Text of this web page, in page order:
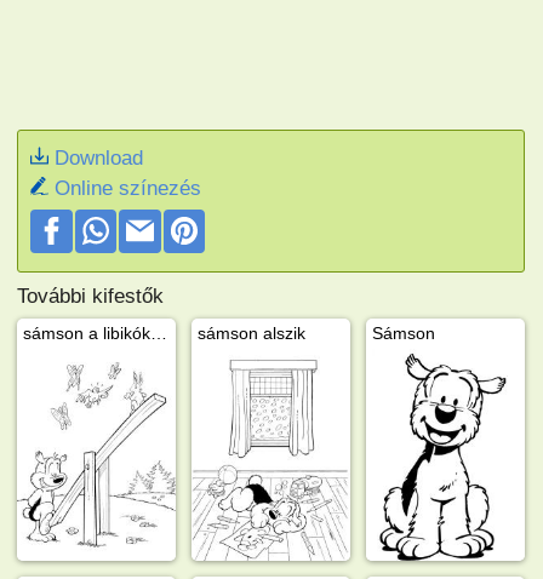
Download
Online színezés
További kifestők
sámson alszik Sámson